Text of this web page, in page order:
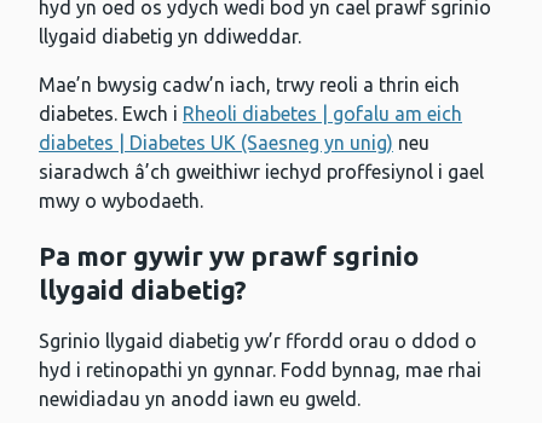
hyd yn oed os ydych wedi bod yn cael prawf sgrinio
llygaid diabetig yn ddiweddar.
Mae’n bwysig cadw’n iach, trwy reoli a thrin eich
diabetes. Ewch i Rheoli diabetes | gofalu am eich
diabetes | Diabetes UK (Saesneg yn unig) neu
siaradwch â’ch gweithiwr iechyd proffesiynol i gael
mwy o wybodaeth.
Pa mor gywir yw prawf sgrinio
llygaid diabetig?
Sgrinio llygaid diabetig yw’r ffordd orau o ddod o
hyd i retinopathi yn gynnar. Fodd bynnag, mae rhai
newidiadau yn anodd iawn eu gweld.